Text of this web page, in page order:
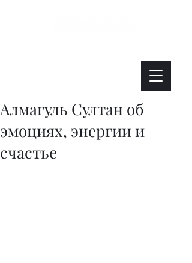
Алмагуль Султан об
эмоциях, энергии и
счастье